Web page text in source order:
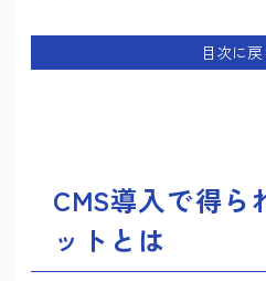
目次に
CMS導入で得ら
ットとは